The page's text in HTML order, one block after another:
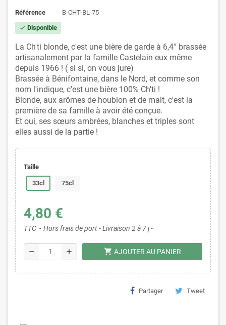
Référence B-CHT-BL-75
check Disponible
La Ch'ti blonde, c'est une bière de garde à 6,4° brassée
artisanalement par la famille Castelain eux même
depuis 1966 ! ( si si, on vous jure)
Brassée à Bénifontaine, dans le Nord, et comme son
nom l'indique, c'est une bière 100% Ch'ti !
Blonde, aux arômes de houblon et de malt, c'est la
première de sa famille à avoir été conçue.
Et oui, ses sœurs ambrées, blanches et triples sont
elles aussi de la partie !
Taille
33cl 75cl
4,80 €
TTC Hors frais de port - Livraison 2 à 7 j -
remove add shopping_cart AJOUTER AU PANIER
Partager Tweet